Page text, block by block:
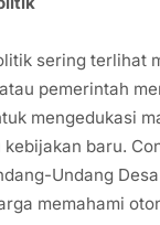
sering terlihat
pemerintah
mengedukasi
baru.
Undang
memahami